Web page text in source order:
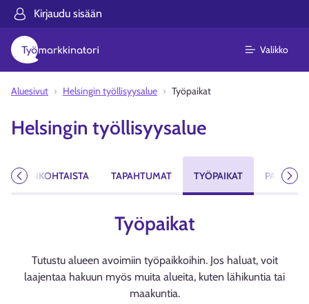
Kirjaudu sisään
Valikko
Aluesivut Helsingin työllisyysalue Työpaikat
Helsingin työllisyysalue
AJANKOHTAISTA TAPAHTUMAT TYÖPAIKAT PALVELUT
Edellinen
Työpaikat
Tutustu alueen avoimiin työpaikkoihin. Jos haluat, voit
laajentaa hakuun myös muita alueita, kuten lähikuntia tai
maakuntia.